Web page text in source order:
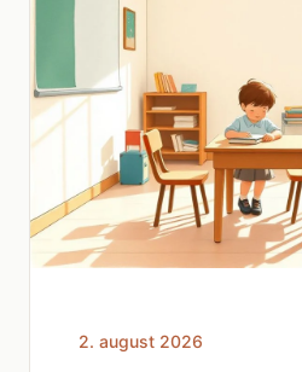
2. august 2026